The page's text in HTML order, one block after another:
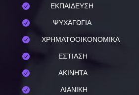
 ΕΚΠΑΙΔΕΥΣΗ
 ΨΥΧΑΓΩΓΙΑ
 ΧΡΗΜΑΤΟΟΙΚΟΝΟΜΙΚΑ
 ΕΣΤΙΑΣΗ
 ΑΚΙΝΗΤΑ
 ΛΙΑΝΙΚΗ